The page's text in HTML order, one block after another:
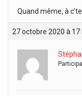
Quand même, à
27 octobre 2020 à 17